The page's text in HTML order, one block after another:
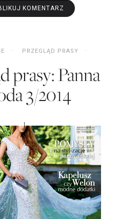
PRZEGLĄD PRASY
prasy: Panna
3/2014